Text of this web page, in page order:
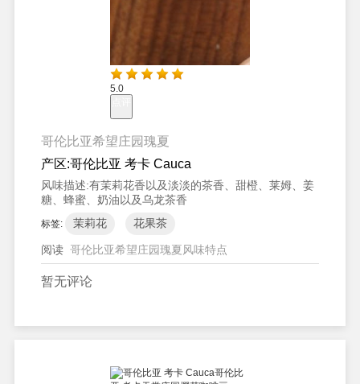
5.0
哥伦比亚希望庄园瑰夏
产区:哥伦比亚 考卡 Cauca
风味描述:有茉莉花香以及淡淡的茶香、甜橙、莱姆、姜
糖、蜂蜜、奶油以及乌龙茶香
标签: 茉莉花 花果茶
阅读 哥伦比亚希望庄园瑰夏风味特点
暂无评论